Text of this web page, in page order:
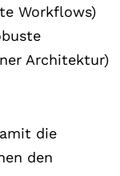
Workflows)
Architektur)
die
den